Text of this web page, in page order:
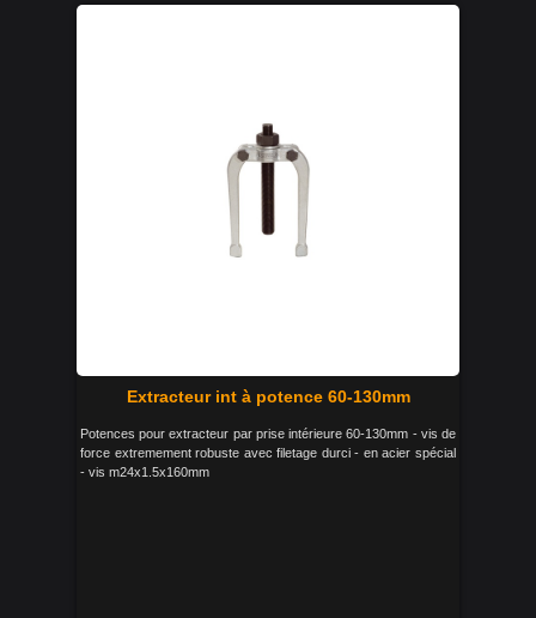
Extracteur int à potence 60-130mm
Potences pour extracteur par prise intérieure 60-130mm - vis de
force extremement robuste avec filetage durci - en acier spécial
- vis m24x1.5x160mm